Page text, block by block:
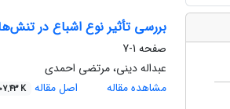
بررسی تأثیر نوع اشباع در
صفحه 1-7
عبداله دینی، مرتضی احمدی
مشاهده مقاله
اصل مقاله K